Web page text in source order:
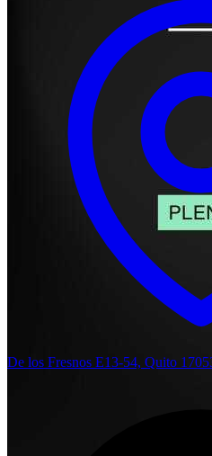
De los Fresnos E13-54, Quito